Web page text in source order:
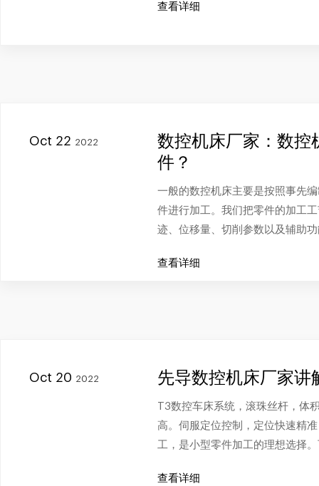
查看详细
Oct 22 2022
数控机床厂家：数控
件？
一般的数控机床主要是按照事先
件进行加工。我们把零件的加工
迹、位移量、切削参数以及辅助
查看详细
Oct 20 2022 先导数控机床厂家讲
T3数控车床系统，滚珠丝杆，体
高。伺服定位控制，定位快速精
工，是小型零件加工的理想选择
查看详细